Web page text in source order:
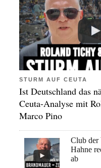
STURM AUF CEUTA
Ist Deutschland das
Ceuta-Analyse mit
Marco Pino
Club der
Hahne
ab